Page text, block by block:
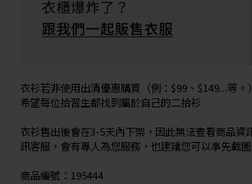
衣衫若非使用出清優惠購買（例：$99、$149...等。
希望每位拾習生都找到屬於自己的二拾衫
衣衫售出後會在3-5天內下架，因此無法查看商品資
訊客服，會有專人為您服務，也建議您可以事先截
商品編號：195444